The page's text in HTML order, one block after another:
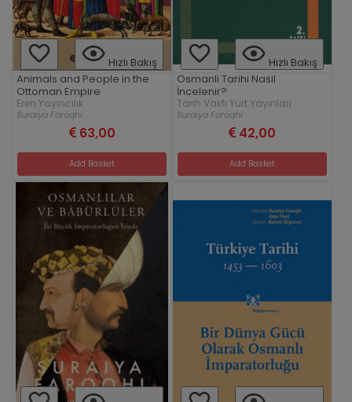
Hızlı Bakış
Animals and People in the
Ottoman Empire
Eren Yayıncılık
Suraiya Faroqhi
63,00
Add Basket
Hızlı Bakış
Osmanli Tarihi Nasil
İncelenir?
Tarih Vakfı Yurt Yayınları
Suraiya Faroqhi
42,00
Add Basket